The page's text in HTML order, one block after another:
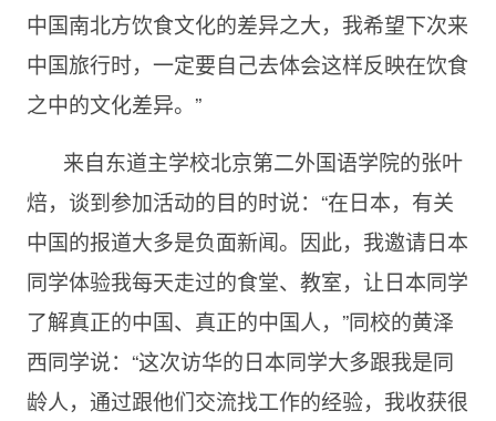
中国南北方饮食文化的差异之大，我希望下次来
中国旅行时，一定要自己去体会这样反映在饮食
之中的文化差异。”
来自东道主学校北京第二外国语学院的张叶
焙，谈到参加活动的目的时说：“在日本，有关
中国的报道大多是负面新闻。因此，我邀请日本
同学体验我每天走过的食堂、教室，让日本同学
了解真正的中国、真正的中国人，”同校的黄泽
西同学说：“这次访华的日本同学大多跟我是同
龄人，通过跟他们交流找工作的经验，我收获很